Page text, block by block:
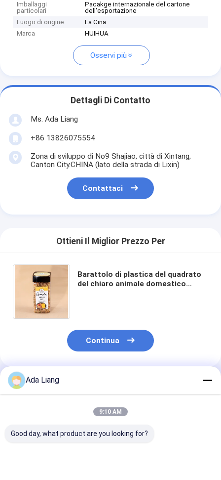
Imballaggi
particolari
Pacakge internazionale del cartone
dell'esportazione
Luogo di origine
La Cina
Marca
HUIHUA
Osservi più
Dettagli Di Contatto
Ms. Ada Liang
+86 13826075554
Zona di sviluppo di No9 Shajiao, città di Xintang,
Canton City.CHINA (lato della strada di Lixin)
Contattaci
Ottieni Il Miglior Prezzo Per
Barattolo di plastica del quadrato
del chiaro animale domestico
Continua
Prodotti Raccomandati
Ada Liang
9:10 AM
Good day, what product are you looking for?